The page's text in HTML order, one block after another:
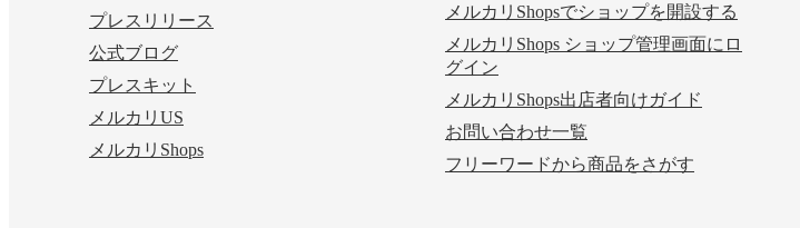
プレスリリース
公式ブログ
プレスキット
メルカリUS
メルカリShops
メルカリShopsでショップを開設する
メルカリShops ショップ管理画面にロ
グイン
メルカリShops出店者向けガイド
お問い合わせ一覧
フリーワードから商品をさがす